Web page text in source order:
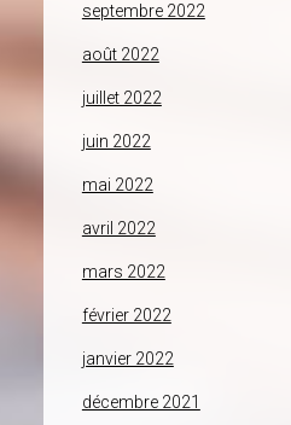
septembre 2022
août 2022
juillet 2022
juin 2022
mai 2022
avril 2022
mars 2022
février 2022
janvier 2022
décembre 2021